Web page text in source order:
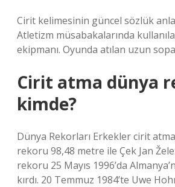
Cirit kelimesinin güncel sözlük
Atletizm müsabakalarında
ekipmanı. Oyunda atılan uzun
Cirit atma dünya
kimde?
Dünya Rekorları Erkekler cirit
rekoru 98,48 metre ile Çek Jan
rekoru 25 Mayıs 1996’da
kırdı. 20 Temmuz 1984’te Uwe